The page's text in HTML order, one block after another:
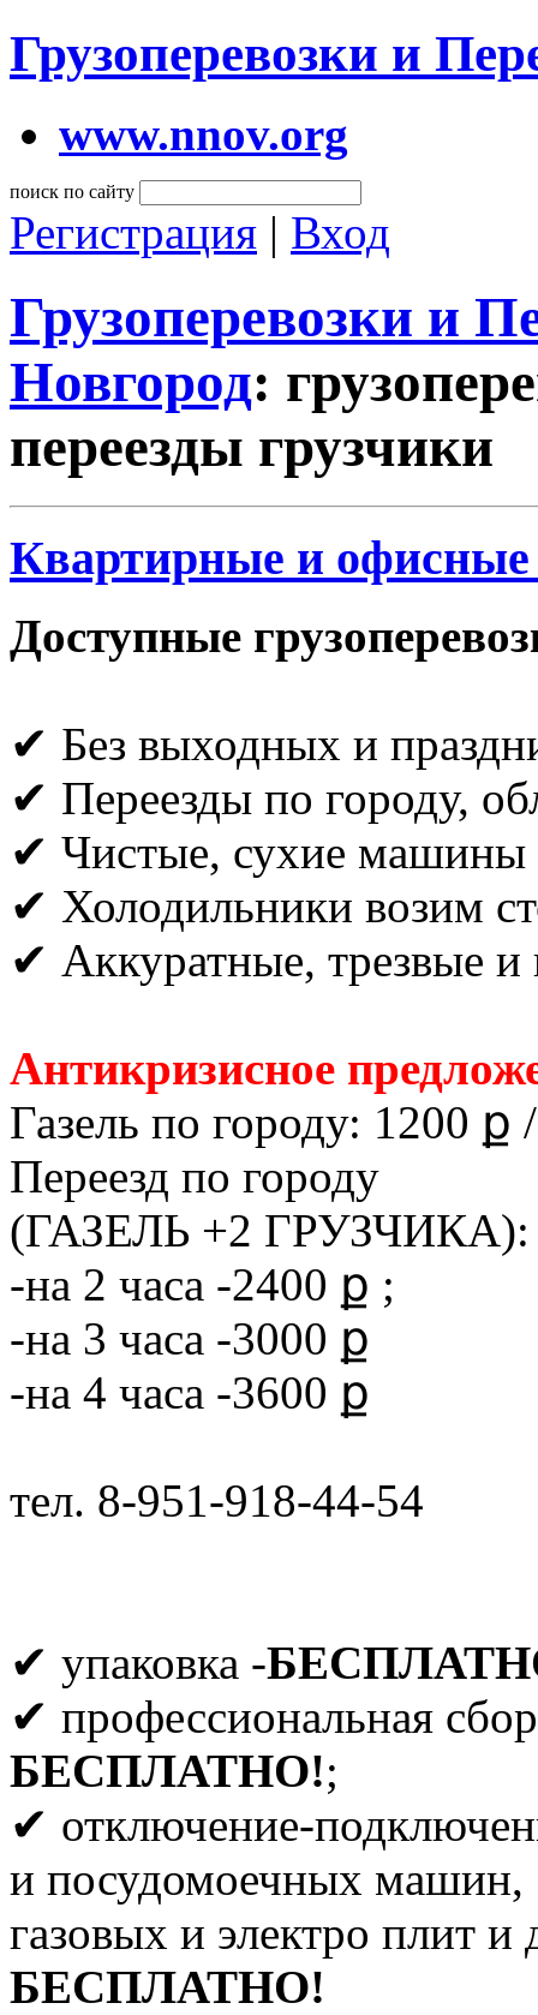
Грузоперевозки и
www.nnov.org
поиск по сайту
Регистрация | Вход
Грузоперевозки и
Новгород:
переезды грузчики
Квартирные и офисные
Доступные
✔ Без выходных и
✔ Переезды по городу,
✔ Чистые, сухие машины
✔ Холодильники возим
✔ Аккуратные, трезвые и
Антикризисное
Газель по городу: 1200 ք
Переезд по городу
(ГАЗЕЛЬ +2 ГРУЗЧИКА):
-на 2 часа -2400 ք ;
-на 3 часа -3000 ք
-на 4 часа -3600 ք
тел. 8-951-918-44-54
✔ упаковка -
✔ профессиональная
БЕСПЛАТНО!;
✔ отключение-
и посудомоечных машин,
газовых и электро плит
БЕСПЛАТНО!